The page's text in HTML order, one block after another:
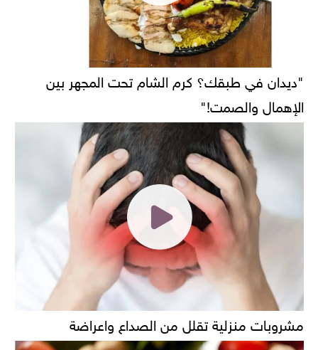
"ديدان في طبقك؟ كرم الشام تحت المجهر بين
الإهمال والصمت!"
مشروبات منزلية تقلل من الصداع واعراضة